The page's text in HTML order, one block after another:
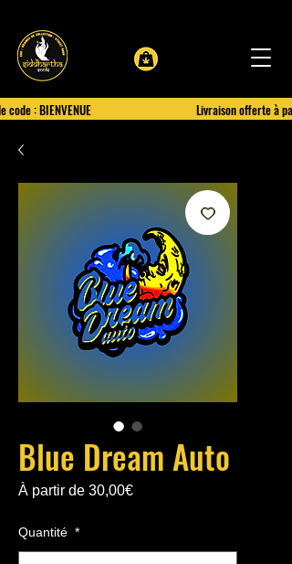
: BIENVENUE Livraison offerte à
Blue Dream Auto
À partir de 30,00€Prix
Quantité *